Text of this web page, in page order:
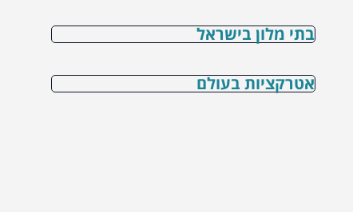
בתי מלון בישראל
אטרקציות בעולם